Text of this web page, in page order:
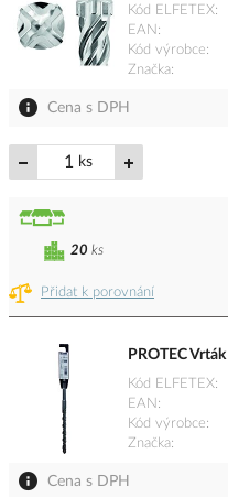
Kód ELFETEX
EAN
Kód výrobce
Značka
Cena s DPH
ks
Přidat k porovnání
20 ks
PROTEC
Kód ELFETEX
EAN
Kód výrobce
Značka
Cena s DPH